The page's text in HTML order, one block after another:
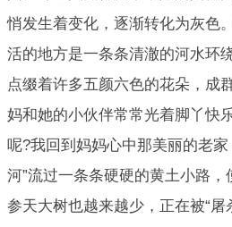
悄发生着变化，逐渐转化为灰色
活的地方是一条条清澈的河水环
点缀着许多五颜六色的花朵，成
妈和她的小伙伴常常光着脚丫快
呢?我回到妈妈心中那美丽的老
河”流过一条条硬硬的黄土小路，
参天大树也越来越少，正在被“屠